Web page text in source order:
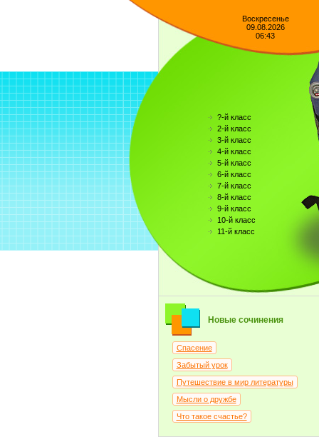
Воскресенье
09.08.2026
06:43
?-й класс
2-й класс
3-й класс
4-й класс
5-й класс
6-й класс
7-й класс
8-й класс
9-й класс
10-й класс
11-й класс
Новые сочинения
Спасение
Забытый урок
Путешествие в мир литературы
Мысли о дружбе
Что такое счастье?